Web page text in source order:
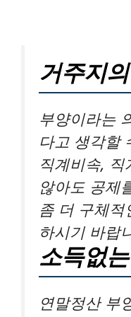
거주지
부양이라는
다고 생각할
직계비속,
않아도 공제
좀 더 구체
하시기 바랍
소득없
연말정산 부